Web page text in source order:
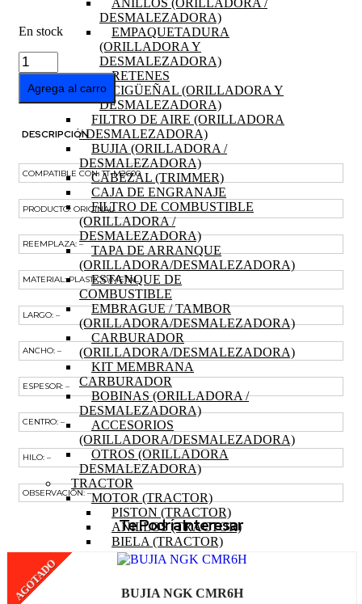
DESMALEZADORA)
EMPAQUETADURA
(ORILLADORA Y
DESMALEZADORA)
RETENES
CIGÜEÑAL (ORILLADORA Y
DESMALEZADORA)
FILTRO DE AIRE (ORILLADORA
/ DESMALEZADORA)
BUJIA (ORILLADORA /
DESMALEZADORA)
CABEZAL (TRIMMER)
CAJA DE ENGRANAJE
FILTRO DE COMBUSTIBLE
(ORILLADORA /
DESMALEZADORA)
TAPA DE ARRANQUE
(ORILLADORA/DESMALEZADORA)
ESTANQUE DE
COMBUSTIBLE
EMBRAGUE / TAMBOR
(ORILLADORA/DESMALEZADORA)
CARBURADOR
(ORILLADORA/DESMALEZADORA)
KIT MEMBRANA
CARBURADOR
BOBINAS (ORILLADORA /
DESMALEZADORA)
ACCESORIOS
(ORILLADORA/DESMALEZADORA)
OTROS (ORILLADORA
DESMALEZADORA)
TRACTOR
MOTOR (TRACTOR)
PISTON (TRACTOR)
ANILLOS (TRACTOR)
BIELA (TRACTOR)
MOTOR DE PARTIDA
EMPAQUETADURAS
En stock
BOBINA
DE
ENCENDIDO
MULTIFUNCIONAL
M2600
Agrega al carro
DESCRIPCIÓN
COMPATIBLE CON: TT-M2600
PRODUCTO: ORIGINAL
REEMPLAZA: –
MATERIAL: PLASTICO/METAL
LARGO: –
ANCHO: –
ESPESOR: –
CENTRO: –
HILO: –
OBSERVACIÓN: –
Te Podría Interesar
BUJIA NGK CMR6H
AGOTADO